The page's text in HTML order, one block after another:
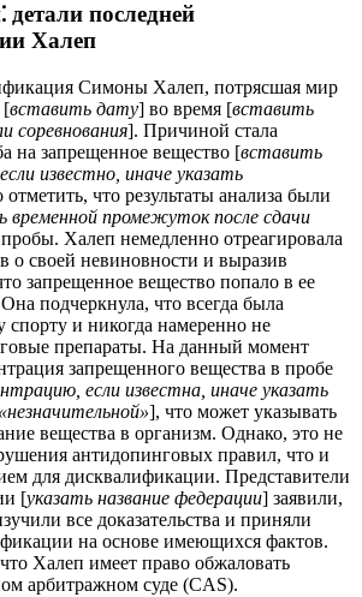
детали последней
Халеп
Симоны Халеп, потрясшая мир
[вставить дату] во время [вставить
соревнования]. Причиной стала
на запрещенное вещество [вставить
известно, иначе указать
что результаты анализа были
временной промежуток после сдачи
Халеп немедленно отреагировала
о своей невиновности и выразив
запрещенное вещество попало в ее
подчеркнула, что всегда была
спорту и никогда намеренно не
препараты. На данный момент
запрещенного вещества в пробе
если известна, иначе указать
], что может указывать
вещества в организм. Однако, это не
антидопинговых правил, что и
для дисквалификации. Представители
[указать название федерации] заявили,
все доказательства и приняли
на основе имеющихся фактов.
Халеп имеет право обжаловать
арбитражном суде (CAS).